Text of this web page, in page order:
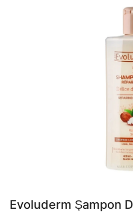
Evoluderm Șampon